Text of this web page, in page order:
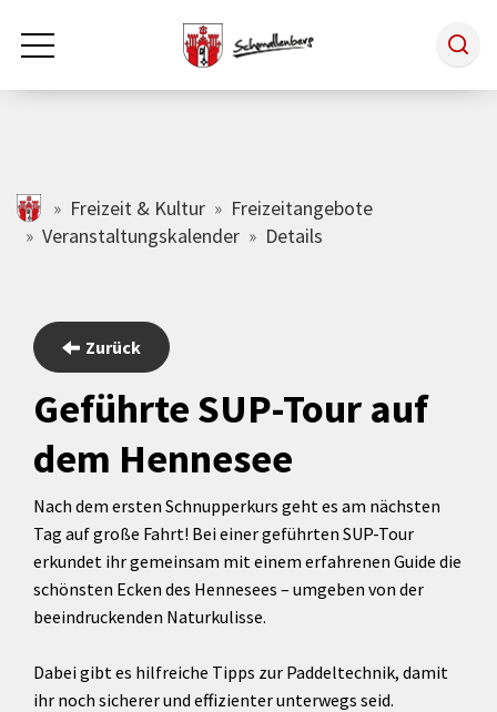
Zum Hauptinhalt springen
Rathaus & Politik
Tourismus
Freizeit & Kultur
schmallenberg.de
Freizeit & Kultur
Freizeitangebote
Veranstaltungskalender
Details
Zurück
Geführte SUP-Tour auf
dem Hennesee
Nach dem ersten Schnupperkurs geht es am nächsten
Tag auf große Fahrt! Bei einer geführten SUP-Tour
erkundet ihr gemeinsam mit einem erfahrenen Guide die
schönsten Ecken des Hennesees – umgeben von der
beeindruckenden Naturkulisse.
Dabei gibt es hilfreiche Tipps zur Paddeltechnik, damit
ihr noch sicherer und effizienter unterwegs seid.